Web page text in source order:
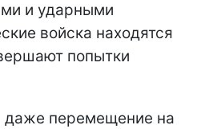
и ударными
войска находятся
попытки
даже перемещение на